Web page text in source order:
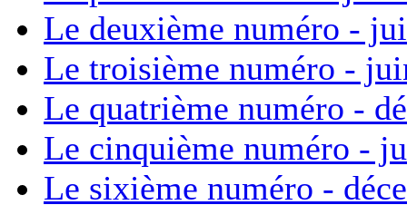
Le deuxième numéro -
Le troisième numéro -
Le quatrième numéro -
Le cinquième numéro -
Le sixième numéro -